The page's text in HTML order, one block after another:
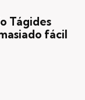
Tágides
fácil